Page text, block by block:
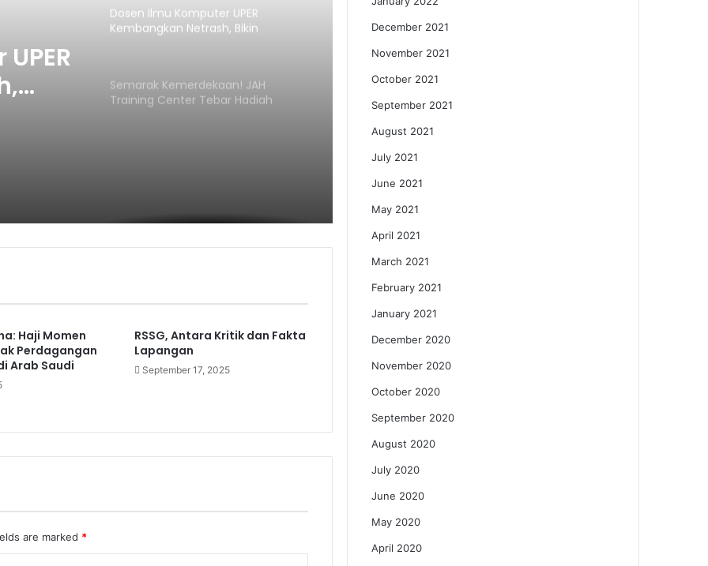
Dosen Ilmu Komputer UPER
Kembangkan Netrash, Bikin
Semarak Kemerdekaan! JAH
Training Center Tebar Hadiah
Haji Momen
Perdagangan
Arab Saudi
RSSG, Antara Kritik dan Fakta
Lapangan
September 17, 2025
are marked *
December 2021
November 2021
October 2021
September 2021
August 2021
July 2021
June 2021
May 2021
April 2021
March 2021
February 2021
January 2021
December 2020
November 2020
October 2020
September 2020
August 2020
July 2020
June 2020
May 2020
April 2020